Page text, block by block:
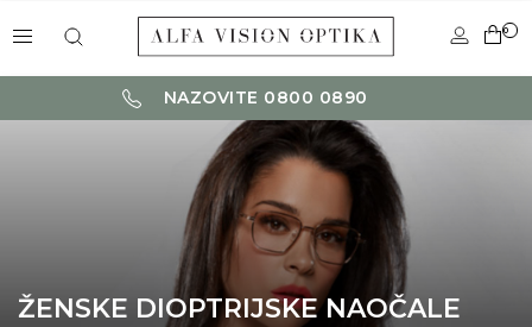
0
NAZOVITE 0800 0890
ŽENSKE DIOPTRIJSKE NAOČALE